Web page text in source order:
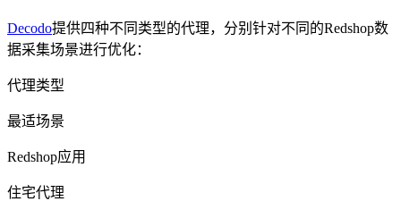
Decodo提供四种不同类型的代理，分别针对不同的Redshop数
据采集场景进行优化：
代理类型
最适场景
Redshop应用
住宅代理